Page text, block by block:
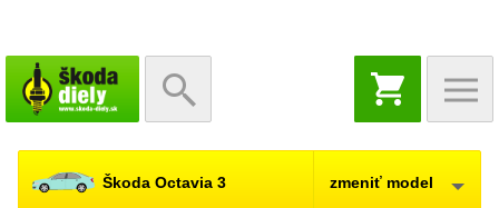
NÁKUPNÝ
KOŠÍK
Škoda Octavia 3 zmeniť model